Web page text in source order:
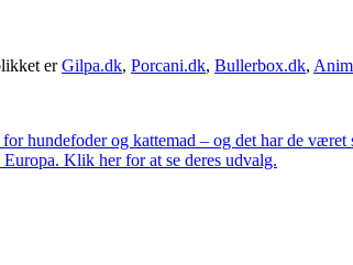
erGilpa.dk, Porcani.dk, Bullerbox.dk,
hundefoder og kattemad – og det har de
Klik her for at se deres udvalg.